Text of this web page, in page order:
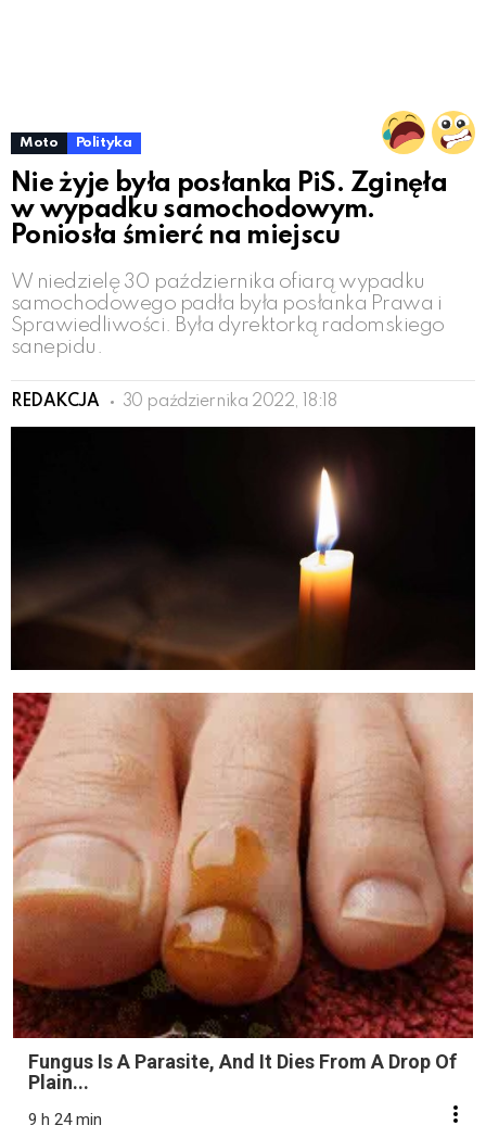
Moto Polityka
Nie żyje była posłanka PiS. Zginęła
w wypadku samochodowym.
Poniosła śmierć na miejscu
W niedzielę 30 października ofiarą wypadku
samochodowego padła była posłanka Prawa i
Sprawiedliwości. Była dyrektorką radomskiego
sanepidu.
REDAKCJA 30 października 2022, 18:18
Fungus Is A Parasite, And It Dies From A Drop Of
Plain...
9 h 24 min